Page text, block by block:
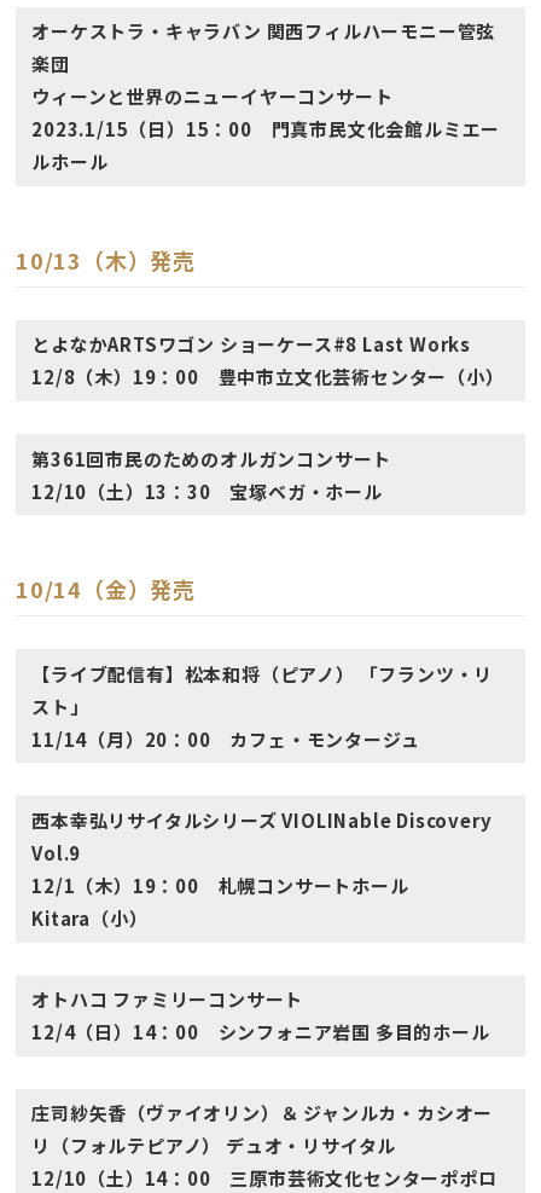
オーケストラ・キャラバン 関西フィルハーモニー管弦
楽団
ウィーンと世界のニューイヤーコンサート
2023.1/15（日）15：00 門真市民文化会館ルミエー
ルホール
10/13（木）発売
とよなかARTSワゴン ショーケース#8 Last Works
12/8（木）19：00 豊中市立文化芸術センター（小）
第361回市民のためのオルガンコンサート
12/10（土）13：30 宝塚ベガ・ホール
10/14（金）発売
【ライブ配信有】松本和将（ピアノ） 「フランツ・リ
スト」
11/14（月）20：00 カフェ・モンタージュ
西本幸弘リサイタルシリーズ VIOLINable Discovery
Vol.9
12/1（木）19：00 札幌コンサートホール
Kitara（小）
オトハコ ファミリーコンサート
12/4（日）14：00 シンフォニア岩国 多目的ホール
庄司紗矢香（ヴァイオリン）＆ ジャンルカ・カシオー
リ（フォルテピアノ） デュオ・リサイタル
12/10（土）14：00 三原市芸術文化センターポポロ